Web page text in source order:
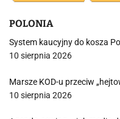
POLONIA
System kaucyjny do kosza
10 sierpnia 2026
Marsze KOD-u przeciw
10 sierpnia 2026